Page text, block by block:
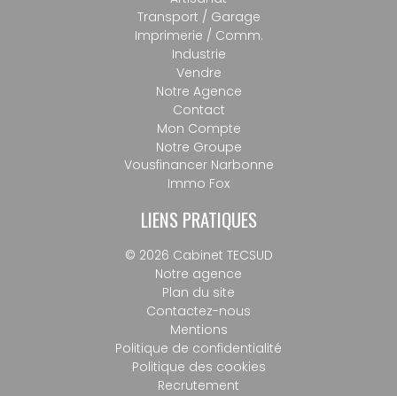
Transport / Garage
Imprimerie / Comm.
Industrie
Vendre
Notre Agence
Contact
Mon Compte
Notre Groupe
Vousfinancer Narbonne
Immo Fox
LIENS PRATIQUES
© 2026 Cabinet TECSUD
Notre agence
Plan du site
Contactez-nous
Mentions
Politique de confidentialité
Politique des cookies
Recrutement